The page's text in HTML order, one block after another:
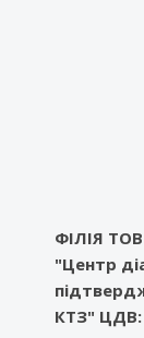
ФІЛІЯ
"Центр
КТЗ" ЦДВ: